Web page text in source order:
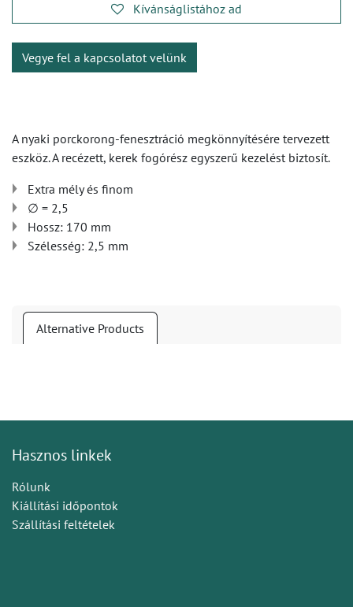
Kívánságlistához ad
Vegye fel a kapcsolatot velünk
A nyaki porckorong-fenesztráció megkönnyítésére tervezett
eszköz. A recézett, kerek fogórész egyszerű kezelést biztosít.
Extra mély és finom
∅ = 2,5
Hossz: 170 mm
Szélesség: 2,5 mm
Alternative Products
Hasznos linkek
Rólunk
Kiállítási időpontok
Szállítási feltételek